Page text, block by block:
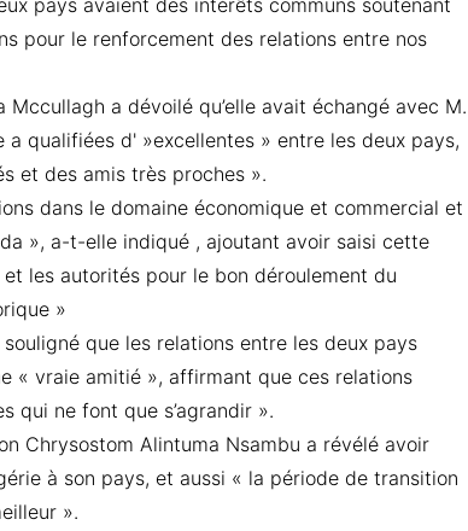
pays avaient des intérêts communs soutenant
pour le renforcement des relations entre nos
Mccullagh a dévoilé qu’elle avait échangé avec M.
a qualifiées d' »excellentes » entre les deux pays,
et des amis très proches ».
dans le domaine économique et commercial et
», a-t-elle indiqué , ajoutant avoir saisi cette
les autorités pour le bon déroulement du
»
que les relations entre les deux pays
« vraie amitié », affirmant que ces relations
qui ne font que s’agrandir ».
Chrysostom Alintuma Nsambu a révélé avoir
à son pays, et aussi « la période de transition
».